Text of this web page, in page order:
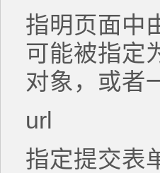
指明页面中
可能被指定
对象，或者
url
指定提交表